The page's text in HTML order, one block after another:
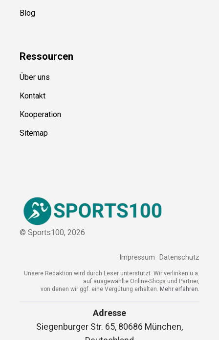
Blog
Ressourcen
Über uns
Kontakt
Kooperation
Sitemap
© Sports100, 2026
Impressum Datenschutz
Unsere Redaktion wird durch Leser unterstützt. Wir verlinken u.a.
auf ausgewählte Online-Shops und Partner,
von denen wir ggf. eine Vergütung erhalten. Mehr erfahren.
Adresse
Siegenburger Str. 65, 80686 München,